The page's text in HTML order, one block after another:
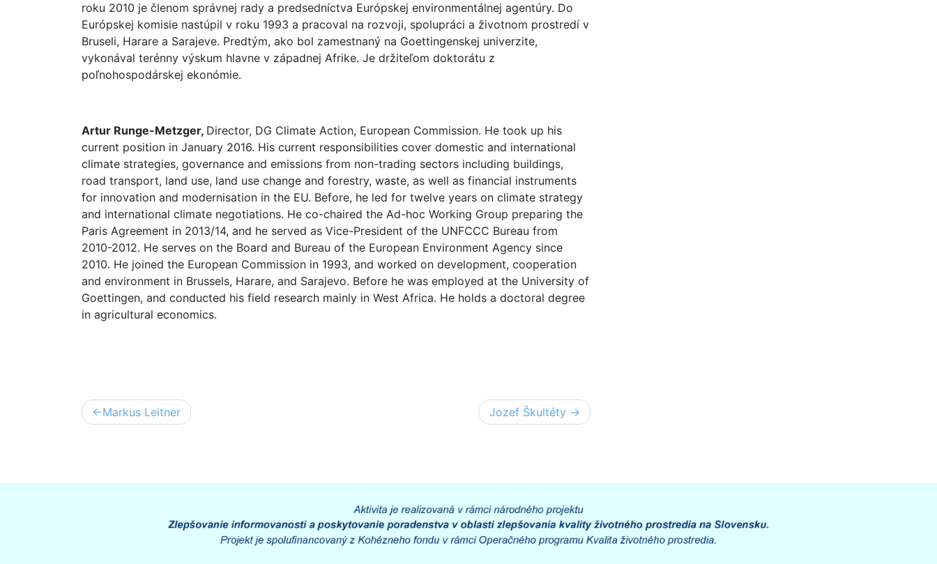
roku 2010 je členom správnej rady a predsedníctva Európskej environmentálnej agentúry. Do
Európskej komisie nastúpil v roku 1993 a pracoval na rozvoji, spolupráci a životnom prostredí v
Bruseli, Harare a Sarajeve. Predtým, ako bol zamestnaný na Goettingenskej univerzite,
vykonával terénny výskum hlavne v západnej Afrike. Je držiteľom doktorátu z
poľnohospodárskej ekonómie.
Artur Runge-Metzger, Director, DG Climate Action, European Commission. He took up his
current position in January 2016. His current responsibilities cover domestic and international
climate strategies, governance and emissions from non-trading sectors including buildings,
road transport, land use, land use change and forestry, waste, as well as financial instruments
for innovation and modernisation in the EU. Before, he led for twelve years on climate strategy
and international climate negotiations. He co-chaired the Ad-hoc Working Group preparing the
Paris Agreement in 2013/14, and he served as Vice-President of the UNFCCC Bureau from
2010-2012. He serves on the Board and Bureau of the European Environment Agency since
2010. He joined the European Commission in 1993, and worked on development, cooperation
and environment in Brussels, Harare, and Sarajevo. Before he was employed at the University of
Goettingen, and conducted his field research mainly in West Africa. He holds a doctoral degree
in agricultural economics.
Post
Markus Leitner Jozef Škultéty